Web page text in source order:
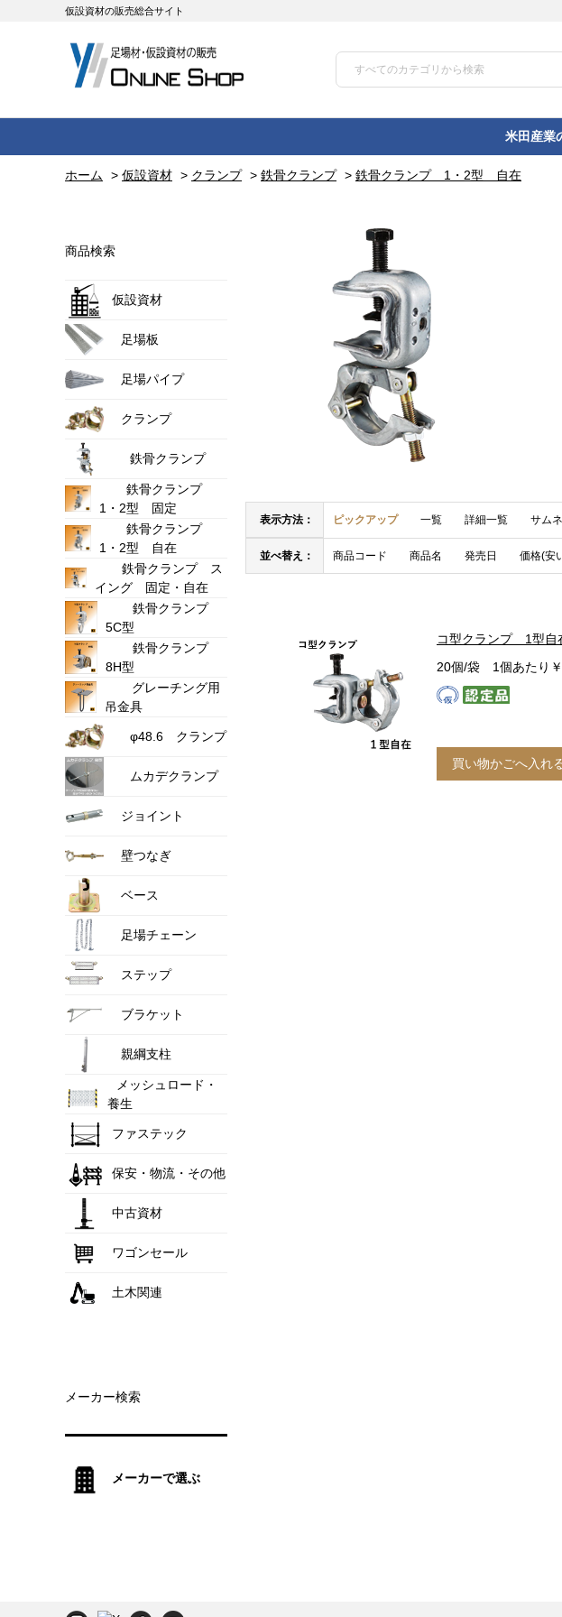
仮設資材の販売総合サイト
米田産業
ホーム > 仮設資材 > クランプ > 鉄骨クランプ > 鉄骨クランプ 1・2型 自在
商品検索
仮設資材
足場板
足場パイプ
クランプ
鉄骨クランプ
鉄骨クランプ
1・2型 固定
鉄骨クランプ
1・2型 自在
鉄骨クランプ ス
イング 固定・自在
鉄骨クランプ
5C型
鉄骨クランプ
8H型
グレーチング用
吊金具
φ48.6 クランプ
ムカデクランプ
ジョイント
壁つなぎ
ベース
足場チェーン
ステップ
ブラケット
親綱支柱
メッシュロード・
養生
ファステック
保安・物流・その他
中古資材
ワゴンセール
土木関連
メーカー検索
メーカーで選ぶ
表示方法： ピックアップ 一覧 詳細一覧 サム
並べ替え： 商品コード 商品名 発売日 価格(安
コ型クランプ 1型自
20個/袋 1個あたり￥
買い物かごへ入れ